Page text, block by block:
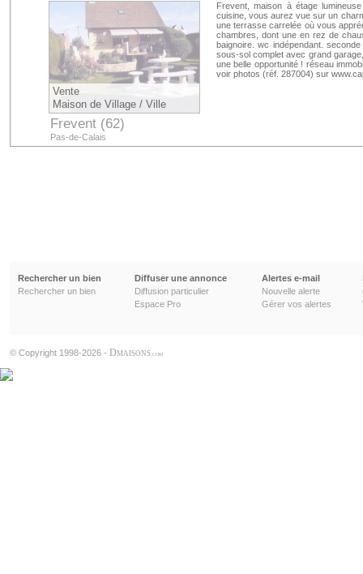
Vente
Maison de Village / Ville
Frevent (62)
Pas-de-Calais
Frevent, maison à étage
cuisine, vous aurez vue sur un
une terrasse carrelée où vous
chambres, dont une en rez de
baignoire. wc indépendant.
sous-sol complet avec grand
une belle opportunité ! réseau
voir photos (réf. 287004) sur
Rechercher un bien
Rechercher un bien
Diffuser une annonce
Diffusion particulier
Espace Pro
Alertes e-mail
Nouvelle alerte
Gérer vos alertes
© Copyright 1998-2026 - DMAISONS .COM